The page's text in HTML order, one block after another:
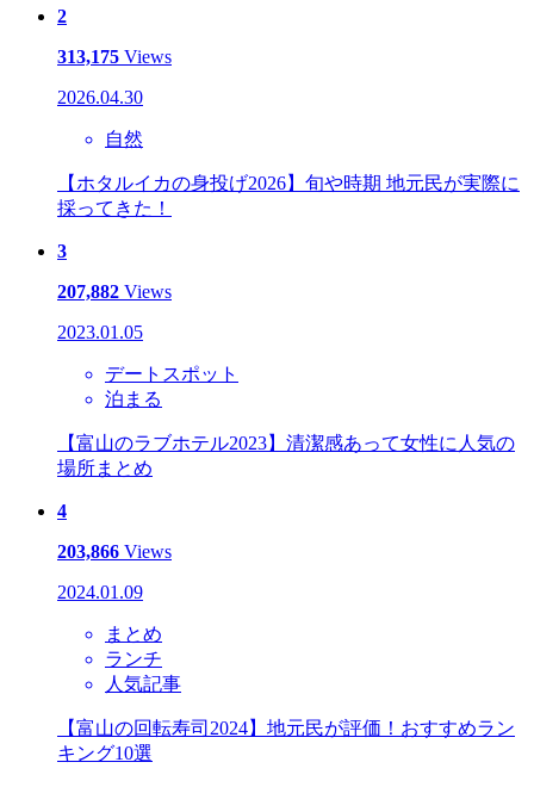
2
313,175 Views
2026.04.30
自然
【ホタルイカの身投げ2026】旬や時期 地元民が実際に
採ってきた！
3
207,882 Views
2023.01.05
デートスポット
泊まる
【富山のラブホテル2023】清潔感あって女性に人気の
場所まとめ
4
203,866 Views
2024.01.09
まとめ
ランチ
人気記事
【富山の回転寿司2024】地元民が評価！おすすめラン
キング10選